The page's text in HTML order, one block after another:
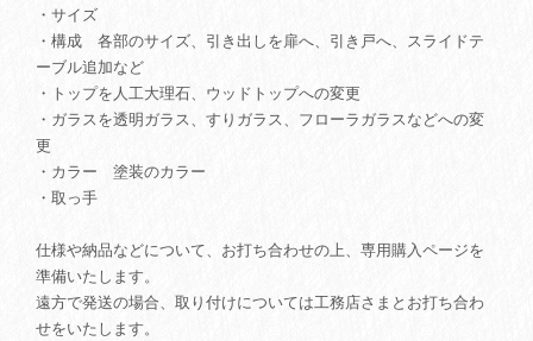
・サイズ
・構成 各部のサイズ、引き出しを扉へ、引き戸へ、スライドテ
ーブル追加など
・トップを人工大理石、ウッドトップへの変更
・ガラスを透明ガラス、すりガラス、フローラガラスなどへの変
更
・カラー 塗装のカラー
・取っ手
仕様や納品などについて、お打ち合わせの上、専用購入ページを
準備いたします。
遠方で発送の場合、取り付けについては工務店さまとお打ち合わ
せをいたします。